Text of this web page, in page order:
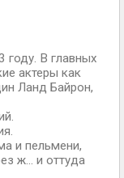
В главных
актеры как
Ланд Байрон,
и пельмени,
ж… и оттуда